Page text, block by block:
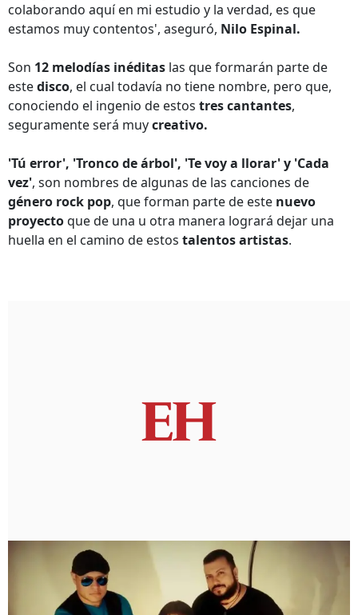
colaborando aquí en mi estudio y la verdad, es que
estamos muy contentos', aseguró, Nilo Espinal.
Son 12 melodías inéditas las que formarán parte de
estedisco, el cual todavía no tiene nombre, pero que,
conociendo el ingenio de estos tres cantantes,
seguramente será muycreativo.
'Tú error', 'Tronco de árbol', 'Te voy a llorar' y 'Cada
vez', son nombres de algunas de las canciones de
género rock pop, que forman parte de este nuevo
proyectoque de una u otra manera logrará dejar una
huella en el camino de estos talentos artistas.